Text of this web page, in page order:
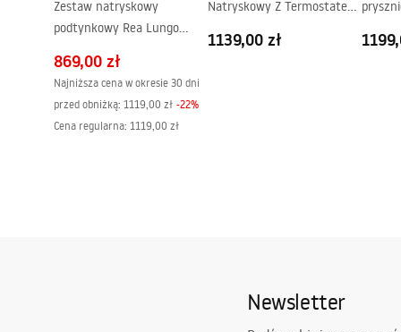
Zestaw natryskowy
podtynkowy Rea Lungo
869,00 zł
Najniższa cena w okresie 30 dni
przed obniżką: 1119,00 zł -22%
Cena regularna: 1119,00 zł
Natryskowy Z Termostatem
1139,00 zł
Newsletter